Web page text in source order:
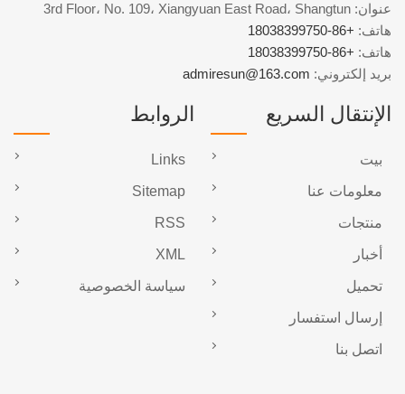
عنوان: 3rd Floor، No. 109، Xiangyuan East Road، Shangtun
هاتف: +86-18038399750
هاتف: +86-18038399750
بريد إلكتروني: admiresun@163.com
الإنتقال السريع
بيت
معلومات عنا
منتجات
أخبار
تحميل
إرسال استفسار
اتصل بنا
الروابط
Links
Sitemap
RSS
XML
سياسة الخصوصية